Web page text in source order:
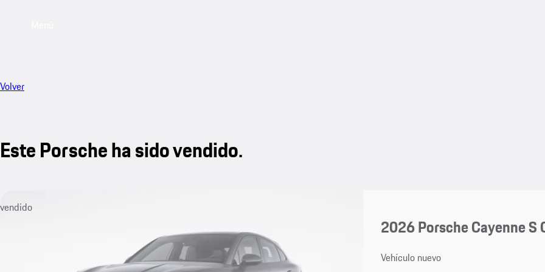
Volver
Este Porsche ha sido vendido.
vendido
2026 Porsche Cayenne S
Vehículo nuevo